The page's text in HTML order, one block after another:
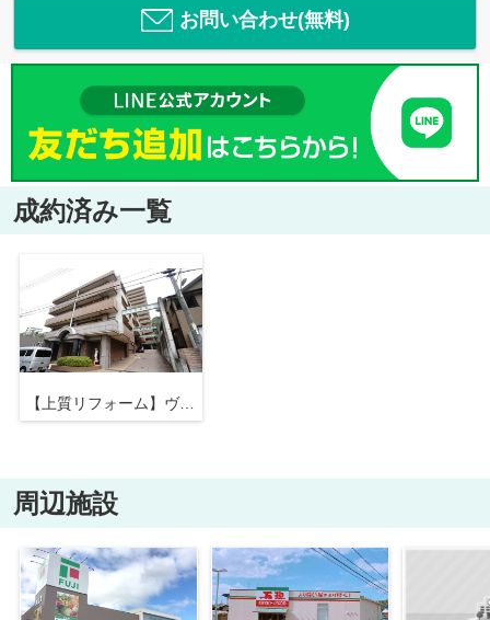
お問い合わせ(無料)
成約済み一覧
【上質リフォーム】ヴィラージュ海田緑彩の街東棟9F
周辺施設